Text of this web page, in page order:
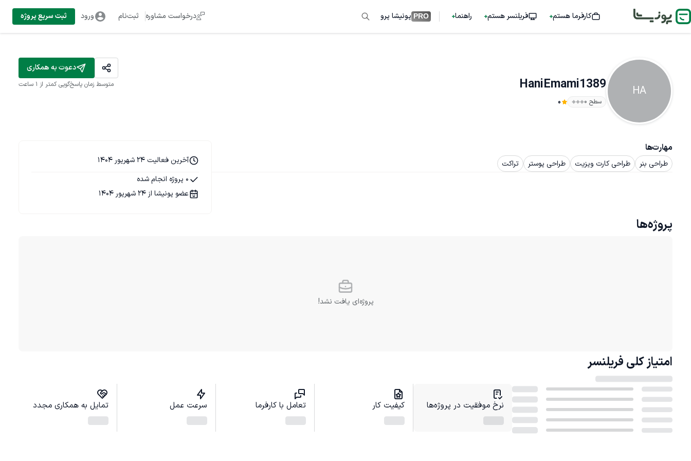
کارفرما هستم فریلنسر هستم راهنما PRO پونیشا پرو درخواست مشاوره ثبت‌نام ورود ثبت سریع پروژه
HA
HaniEmami1389
سطح ۰ 0
دعوت به همکاری
متوسط زمان پاسخ‌گویی کمتر از 1 ساعت
مهارت‌ها
طراحی بنر طراحی کارت ویزیت طراحی پوستر تراکت
آخرین فعالیت 24 شهریور 1404
0 پروژه انجام شده
عضو پونیشا از 24 شهریور 1404
پروژه‌ها
پروژه‌ای یافت نشد!
امتیاز کلی فریلنسر
نرخ موفقیت در پروژه‌ها کیفیت کار تعامل با کارفرما سرعت عمل تمایل به همکاری مجدد